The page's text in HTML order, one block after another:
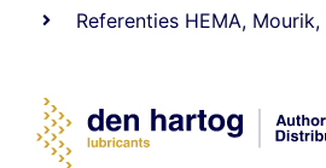
Referenties HEMA, Mourik,